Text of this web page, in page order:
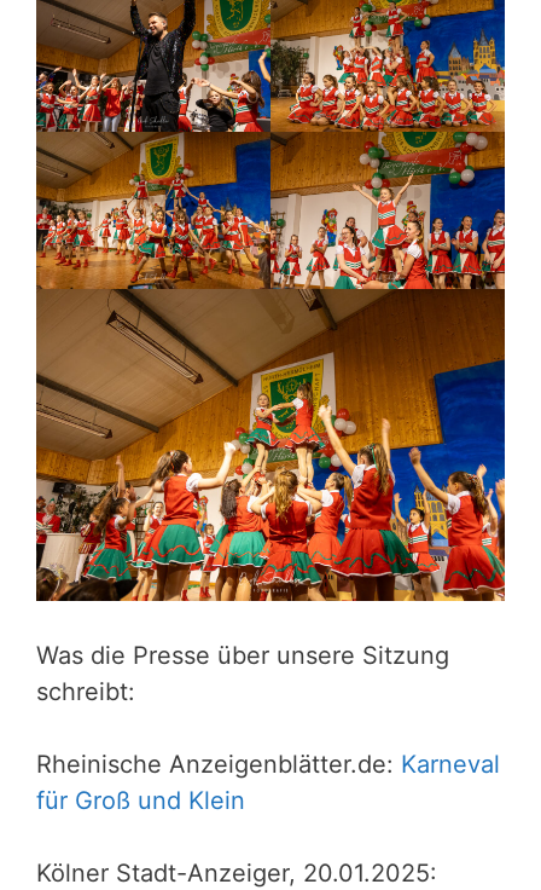
Was die Presse über unsere Sitzung
schreibt:
Rheinische Anzeigenblätter.de: Karneval
für Groß und Klein
Kölner Stadt-Anzeiger, 20.01.2025: